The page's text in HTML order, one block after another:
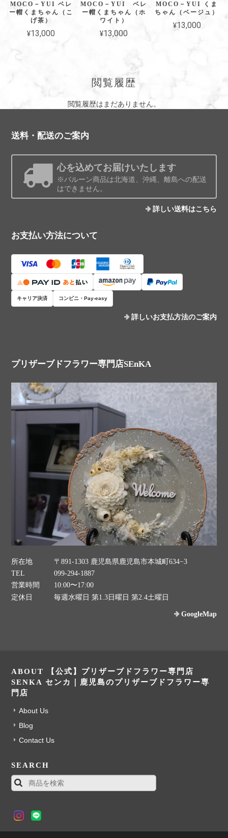
MOCO－YUI ベレ
ー帽くまちゃん（こ
げ茶）
¥13,000
MOCO－YUI ベレ
ー帽くまちゃん（ホ
ワイト）
¥13,000
MOCO－YUI くま
ちゃん（ベージュ）
¥13,000
閲覧履歴
閲覧履歴はまだありません。
送料・配送のご案内
心を込めてお届けいたします
※バルーン商品は北海道、沖縄、離島への配送
はできません。
詳しい送料はこちら
お支払い方法について
キャリア決済 コンビニ・Pay-easy
詳しいお支払方法のご案内
プリザーブドフラワー専門店SEnKA
所在地
〒891-1303 鹿児島県鹿児島市本城町634−3
TEL
099-294-1887
営業時間
10:00〜17:00
定休日
毎週水曜日 第1.3日曜日 第2.4土曜日
GoogleMap
ABOUT 【公式】プリザーブドフラワー専門店
SENKA センカ｜鹿児島のプリザーブドフラワー専
門店
About Us
Blog
Contact Us
SEARCH